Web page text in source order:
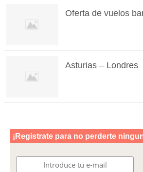
Oferta de vuelos
Asturias – Londres